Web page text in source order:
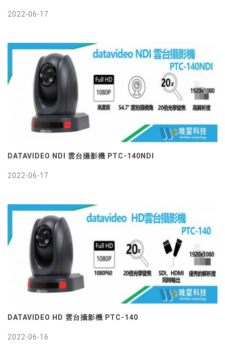
2022-06-17
DATAVIDEO NDI 雲台攝影機 PTC-140NDI
2022-06-17
DATAVIDEO HD‭ ‬雲台攝影機 PTC-140
2022-06-16